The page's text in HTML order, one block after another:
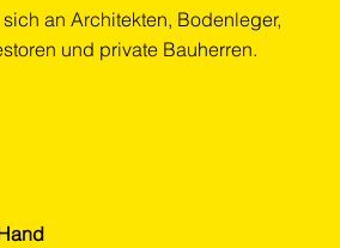
an Architekten, Bodenleger,
und private Bauherren.